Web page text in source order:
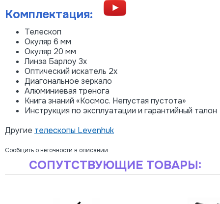
Комплектация:
Телескоп
Окуляр 6 мм
Окуляр 20 мм
Линза Барлоу 3х
Оптический искатель 2х
Диагональное зеркало
Алюминиевая тренога
Книга знаний «Космос. Непустая пустота»
Инструкция по эксплуатации и гарантийный талон
Другие телескопы Levenhuk
Сообщить о неточности в описании
СОПУТСТВУЮЩИЕ ТОВАРЫ: